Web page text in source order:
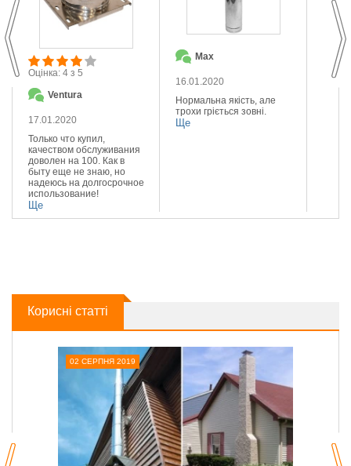
Max
16.01.2020
Нормальна якість, але
трохи гріється зовні.
Ще
Оцінка: 4 з 5
Ventura
17.01.2020
Только что купил,
качеством обслуживания
доволен на 100. Как в
быту еще не знаю, но
надеюсь на долгосрочное
использование!
Ще
Корисні статті
02 СЕРПНЯ 2019